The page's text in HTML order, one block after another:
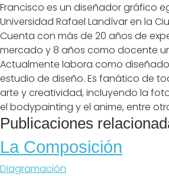
Francisco es un diseñador gráfico
Universidad Rafael Landívar en la
Cuenta con más de 20 años de
mercado y 8 años como docente
Actualmente labora como
estudio de diseño. Es fanático de
arte y creatividad, incluyendo la
el bodypainting y el anime, entre
Publicaciones
La Composición
Diagramación